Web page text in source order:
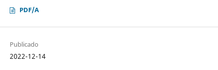
PDF/A
Publicado
2022-12-14